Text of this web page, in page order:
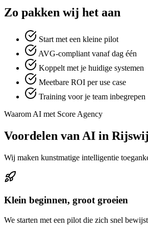
Zo pakken wij het aan
Start met een kleine pilot
AVG-compliant vanaf dag één
Koppelt met je huidige systemen
Meetbare ROI per use case
Training voor je team inbegrepen
Waarom AI met Score Agency
Voordelen van AI in
Wij maken kunstmatige intelligentie
Klein beginnen, groot groeien
We starten met een pilot die zich snel